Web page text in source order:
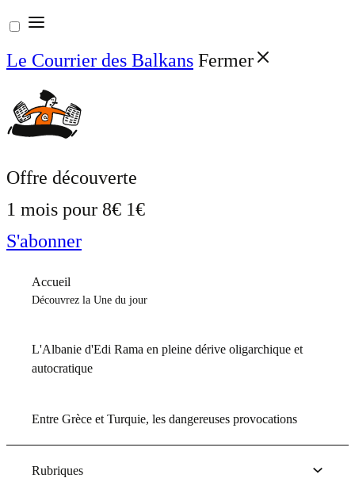
Aller
au
contenu
Le Courrier des Balkans Fermer
Offre découverte
1 mois pour 8€ 1€
S'abonner
Accueil
Découvrez la Une du jour
L'Albanie d'Edi Rama en pleine dérive oligarchique et
autocratique
Entre Grèce et Turquie, les dangereuses provocations
Rubriques